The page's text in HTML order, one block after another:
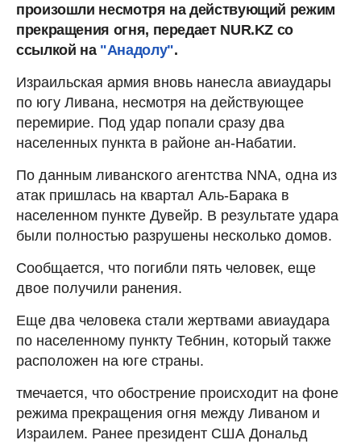
произошли несмотря на действующий режим
прекращения огня, передает NUR.KZ со
ссылкой на "Анадолу".
Израильская армия вновь нанесла авиаудары
по югу Ливана, несмотря на действующее
перемирие. Под удар попали сразу два
населенных пункта в районе ан-Набатии.
По данным ливанского агентства NNA, одна из
атак пришлась на квартал Аль-Барака в
населенном пункте Дувейр. В результате удара
были полностью разрушены несколько домов.
Сообщается, что погибли пять человек, еще
двое получили ранения.
Еще два человека стали жертвами авиаудара
по населенному пункту Тебнин, который также
расположен на юге страны.
тмечается, что обострение происходит на фоне
режима прекращения огня между Ливаном и
Израилем. Ранее президент США Дональд